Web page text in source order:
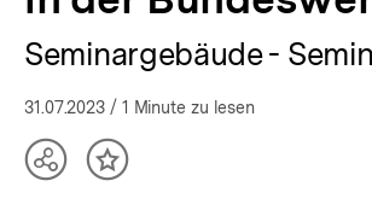
Seminargebäude -
31.07.2023 / 1 Minute zu lesen
TeilenInhalt